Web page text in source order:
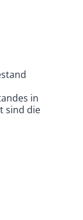
in
sind die